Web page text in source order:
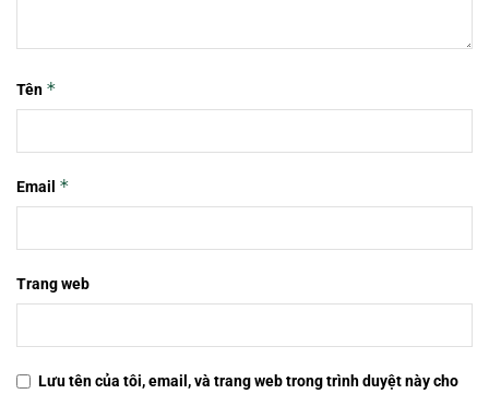
Tên *
Email *
Trang web
Lưu tên của tôi, email, và trang web trong trình duyệt này cho